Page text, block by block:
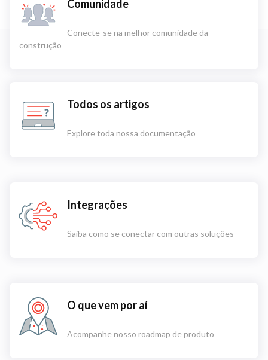
Comunidade
Conecte-se na melhor comunidade da
construção
Todos os artigos
Explore toda nossa documentação
Integrações
Saiba como se conectar com outras soluções
O que vem por aí
Acompanhe nosso roadmap de produto